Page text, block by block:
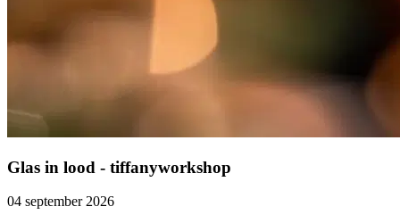
Glas in lood - tiffanyworkshop
04 september 2026